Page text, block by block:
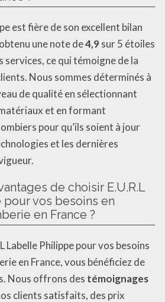
est fière de son excellent bilan
une note de4,9 sur 5 étoiles
services, ce qui témoigne de la
Nous sommes déterminés à
de qualité en sélectionnant
et en formant
pour qu’ils soient à jour
et les dernières
de choisir E.U.R.L
vos besoins en
en France ?
Labelle Philippe pour vos besoins
en France, vous bénéficiez de
Nous offrons des témoignages
clients satisfaits, des prix